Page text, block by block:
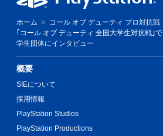
ホーム コール オブ デューティ プロ対抗戦
｢コール オブ デューティ 全国大学生対抗戦｣
学生団体にインタビュー
概要
SIEについて
採用情報
PlayStation Studios
PlayStation Productions